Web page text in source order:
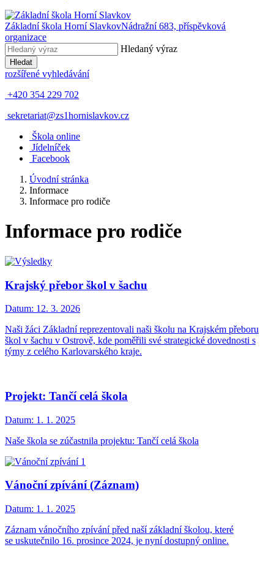
Základní škola Horní SlavkovNádražní 683, příspěvková
organizace
Hledaný výraz
Hledat
rozšířené vyhledávání
+420 354 229 702
sekretariat@zs1hornislavkov.cz
Škola online
Jídelníček
Facebook
Úvodní stránka
Informace
Informace pro rodiče
Informace pro rodiče
Krajský přebor škol v šachu
Datum: 12. 3. 2026
Naši žáci Základní reprezentovali naši školu na Krajském přeboru
škol v šachu v Ostrově, kde poměřili své strategické dovednosti s
týmy z celého Karlovarského kraje.
Projekt: Tančí celá škola
Datum: 1. 1. 2025
Naše škola se zúčastnila projektu: Tančí celá škola
Vánoční zpívání (Záznam)
Datum: 1. 1. 2025
Záznam vánočního zpívání před naší základní školou, které
se uskutečnilo 16. prosince 2024, je nyní dostupný online.